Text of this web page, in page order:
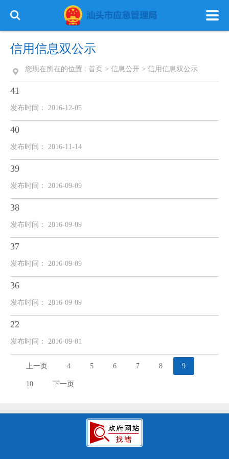
信息公开
信用信息双公示
您现在所在的位置 : 首页 > 信息公开 > 信用信息双公示
41
发布时间： 2016-12-05
40
发布时间： 2016-11-14
39
发布时间： 2016-09-09
38
发布时间： 2016-09-09
37
发布时间： 2016-09-09
36
发布时间： 2016-09-09
22
发布时间： 2016-09-01
上一页 4 5 6 7 8 9
10 下一页